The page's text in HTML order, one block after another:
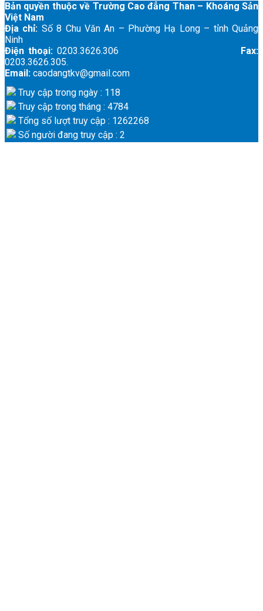
Bản quyền thuộc về Trường Cao đẳng Than – Khoáng Sản
Việt Nam
Địa chỉ: Số 8 Chu Văn An – Phường Hạ Long – tỉnh Quảng
Ninh
Điện thoại: 0203.3626.306
Fax:
0203.3626.305.
Email: caodangtkv@gmail.com
Truy cập trong ngày : 118
Truy cập trong tháng : 4784
Tổng số lượt truy cập : 1262268
Số người đang truy cập : 2